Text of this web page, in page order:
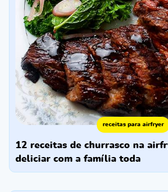
receitas para airfryer
12 receitas de churrasco na airfryer para se
deliciar com a família toda